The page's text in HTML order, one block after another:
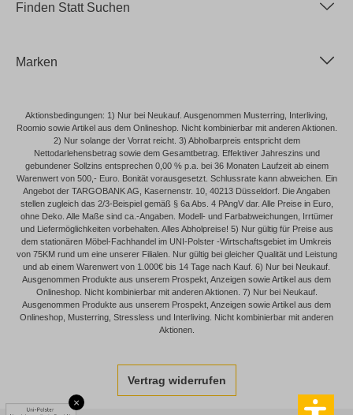
×
Finden Statt Suchen
Marken
Aktionsbedingungen: 1) Nur bei Neukauf. Ausgenommen Musterring, Interliving,
Roomio sowie Artikel aus dem Onlineshop. Nicht kombinierbar mit anderen Aktionen.
2) Nur solange der Vorrat reicht. 3) Abholbarpreis entspricht dem
Nettodarlehensbetrag sowie dem Gesamtbetrag. Effektiver Jahreszins und
gebundener Sollzins entsprechen 0,00 % p.a. bei 36 Monaten Laufzeit ab einem
Warenwert von 500,- Euro. Bonität vorausgesetzt. Schlussrate kann abweichen. Ein
Angebot der TARGOBANK AG, Kasernenstr. 10, 40213 Düsseldorf. Die Angaben
stellen zugleich das 2/3-Beispiel gemäß § 6a Abs. 4 PAngV dar. Alle Preise in Euro,
ohne Deko. Alle Maße sind ca.-Angaben. Modell- und Farbabweichungen, Irrtümer
und Liefermöglichkeiten vorbehalten. Alles Abholpreise! 5) Nur gültig für Preise aus
dem stationären Möbel-Fachhandel im UNI-Polster -Wirtschaftsgebiet im Umkreis
von 75KM rund um eine unserer Filialen. Nur gültig bei gleicher Qualität und Leistung
und ab einem Warenwert von 1.000€ bis 14 Tage nach Kauf. 6) Nur bei Neukauf.
Ausgenommen Produkte aus unserem Prospekt, Anzeigen sowie Artikel aus dem
Onlineshop. Nicht kombinierbar mit anderen Aktionen. 7) Nur bei Neukauf.
Ausgenommen Produkte aus unserem Prospekt, Anzeigen sowie Artikel aus dem
Onlineshop, Musterring, Stressless und Interliving. Nicht kombinierbar mit anderen
Aktionen.
Vertrag widerrufen